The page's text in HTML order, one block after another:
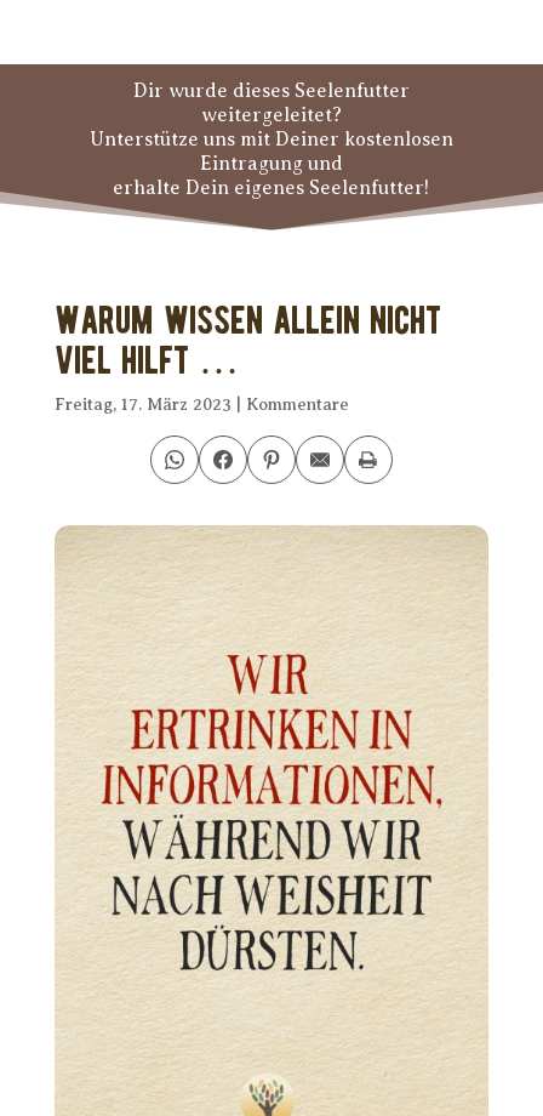
Dir wurde dieses Seelenfutter
weitergeleitet?
Unterstütze uns mit Deiner kostenlosen
Eintragung und
erhalte Dein eigenes Seelenfutter!
Warum Wissen allein nicht
viel hilft …
Freitag, 17. März 2023 Kommentare